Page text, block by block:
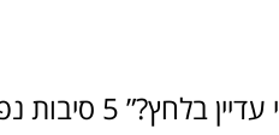
5 סיבות נפוצות